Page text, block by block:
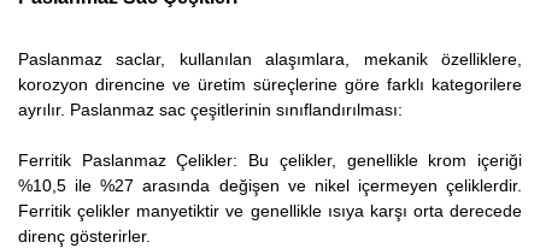
Paslanmaz saclar, kullanılan alaşımlara, mekanik özelliklere,
korozyon direncine ve üretim süreçlerine göre farklı kategorilere
ayrılır. Paslanmaz sac çeşitlerinin sınıflandırılması:
Ferritik Paslanmaz Çelikler: Bu çelikler, genellikle krom içeriği
%10,5 ile %27 arasında değişen ve nikel içermeyen çeliklerdir.
Ferritik çelikler manyetiktir ve genellikle ısıya karşı orta derecede
direnç gösterirler.